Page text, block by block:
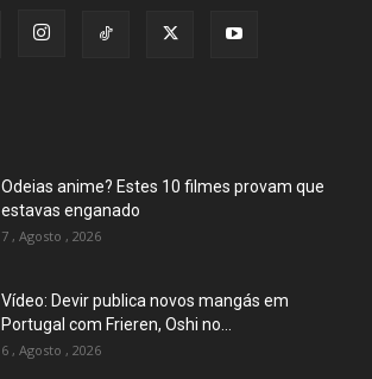
Odeias anime? Estes 10 filmes provam que
estavas enganado
7 , Agosto , 2026
Vídeo: Devir publica novos mangás em
Portugal com Frieren, Oshi no...
6 , Agosto , 2026